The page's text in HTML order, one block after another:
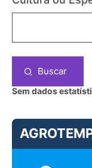
Buscar
Sem dados